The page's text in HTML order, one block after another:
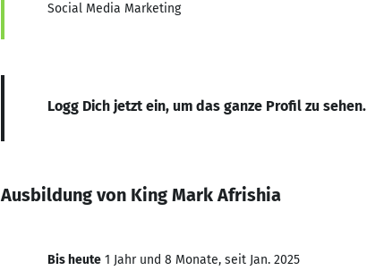
Social Media Marketing
Logg Dich jetzt ein, um das ganze Profil zu sehen.
Ausbildung von King Mark Afrishia
Bis heute 1 Jahr und 8 Monate, seit Jan. 2025